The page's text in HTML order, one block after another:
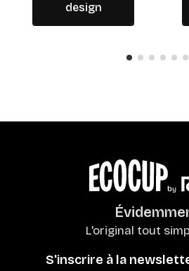
design
L'original tout
S'inscrire à la